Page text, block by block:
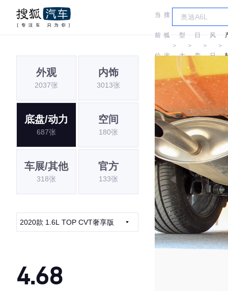
当
前
位
搜
狐
汽
＞
车
型
大
全
＞
日
产
＞
风
日
产
＞
外观
2037张
内饰
3013张
底盘/动力
687张
空间
180张
车展/其他
318张
官方
133张
2020款 1.6L TOP CVT奢享版
4.68